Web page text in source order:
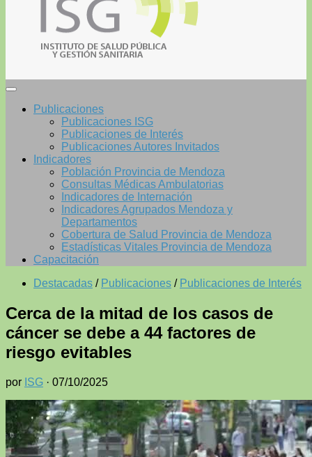
Publicaciones
Publicaciones ISG
Publicaciones de Interés
Publicaciones Autores Invitados
Indicadores
Población Provincia de Mendoza
Consultas Médicas Ambulatorias
Indicadores de Internación
Indicadores Agrupados Mendoza y
Departamentos
Cobertura de Salud Provincia de Mendoza
Estadísticas Vitales Provincia de Mendoza
Capacitación
Destacadas / Publicaciones / Publicaciones de Interés
Cerca de la mitad de los casos de
cáncer se debe a 44 factores de
riesgo evitables
por ISG · 07/10/2025